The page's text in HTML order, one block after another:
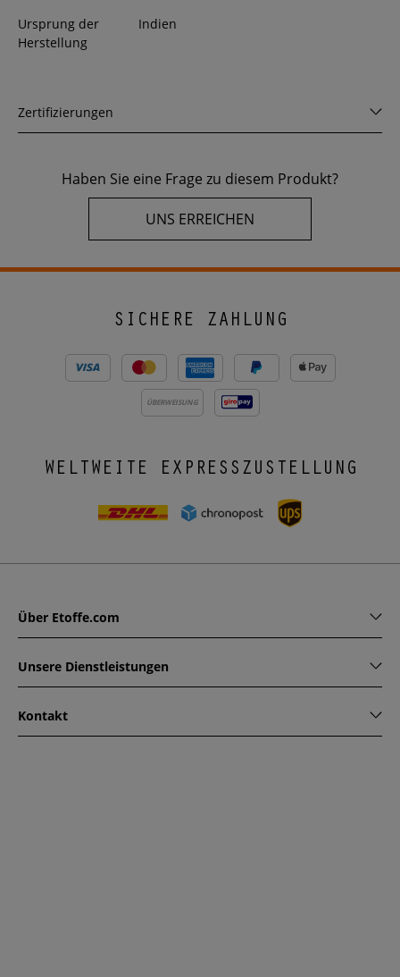
Ursprung der
Herstellung
Indien
Zertifizierungen
Haben Sie eine Frage zu diesem Produkt?
UNS ERREICHEN
SICHERE ZAHLUNG
ÜBERWEISUNG
WELTWEITE EXPRESSZUSTELLUNG
Über Etoffe.com
Unsere Dienstleistungen
Kontakt